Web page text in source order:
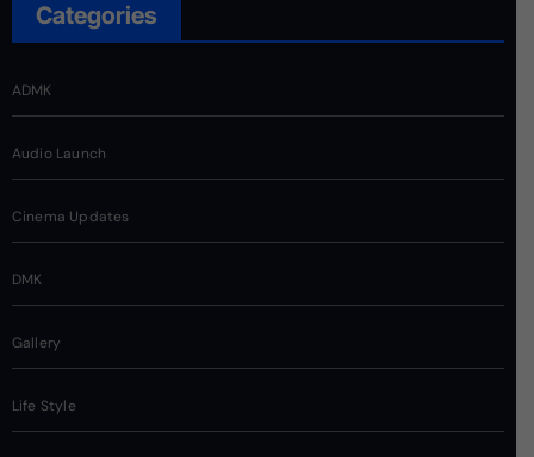
Categories
ADMK
Audio Launch
Cinema Updates
DMK
Gallery
Life Style